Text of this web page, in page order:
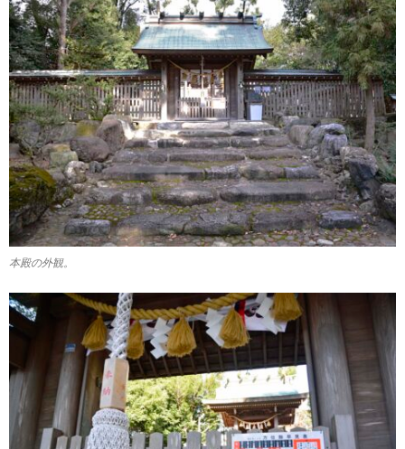
本殿の外観。